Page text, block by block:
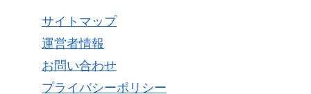
サイトマップ
運営者情報
お問い合わせ
プライバシーポリシー